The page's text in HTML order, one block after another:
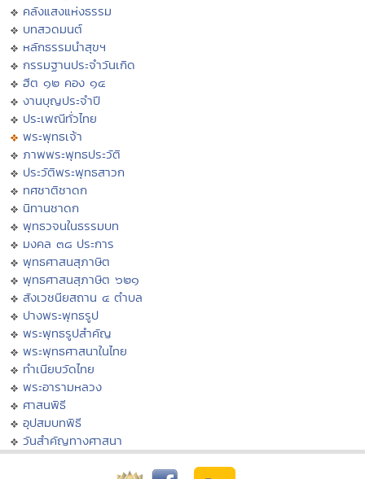
คลังแสงแห่งธรรม
บทสวดมนต์
หลักธรรมนำสุขฯ
กรรมฐานประจำวันเกิด
ฮีต ๑๒ คอง ๑๔
งานบุญประจำปี
ประเพณีทั่วไทย
พระพุทธเจ้า
ภาพพระพุทธประวัติ
ประวัติพระพุทธสาวก
ทศชาติชาดก
นิทานชาดก
พุทธวจนในธรรมบท
มงคล ๓๘ ประการ
พุทธศาสนสุภาษิต
พุทธศาสนสุภาษิต ๖๒๑
สังเวชนียสถาน ๔ ตำบล
ปางพระพุทธรูป
พระพุทธรูปสำคัญ
พระพุทธศาสนาในไทย
ทำเนียบวัดไทย
พระอารามหลวง
ศาสนพิธี
อุปสมบทพิธี
วันสำคัญทางศาสนา